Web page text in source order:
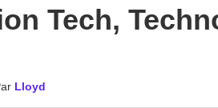
Tech,
Lloyd